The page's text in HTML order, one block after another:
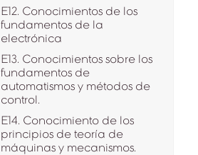
E12. Conocimientos de los
fundamentos de la
electrónica
E13. Conocimientos sobre los
fundamentos de
automatismos y métodos de
control.
E14. Conocimiento de los
principios de teoría de
máquinas y mecanismos.